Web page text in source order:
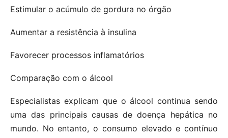
Estimular o acúmulo de gordura no órgão
Aumentar a resistência à insulina
Favorecer processos inflamatórios
Comparação com o álcool
Especialistas explicam que o álcool continua sendo
uma das principais causas de doença hepática no
mundo. No entanto, o consumo elevado e contínuo